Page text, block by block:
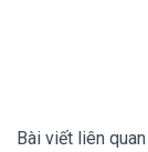
Bài viết liên quan